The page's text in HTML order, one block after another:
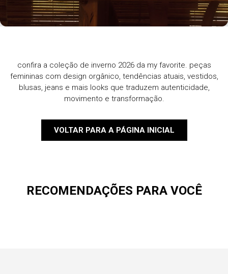
confira a coleção de inverno 2026 da my favorite. peças
femininas com design orgânico, tendências atuais, vestidos,
blusas, jeans e mais looks que traduzem autenticidade,
movimento e transformação.
VOLTAR PARA A PÁGINA INICIAL
RECOMENDAÇÕES PARA VOCÊ